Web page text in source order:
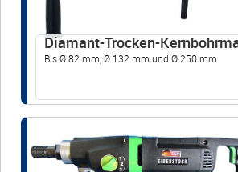
Werkzeugschleiferei
Marie-Curie-Str.
16321 Bernau bei Berlin •
schmiede.de
+49 (0)3338
Diamant-Trocken-
Bis Ø 82 mm, Ø 132 mm und Ø 250 mm